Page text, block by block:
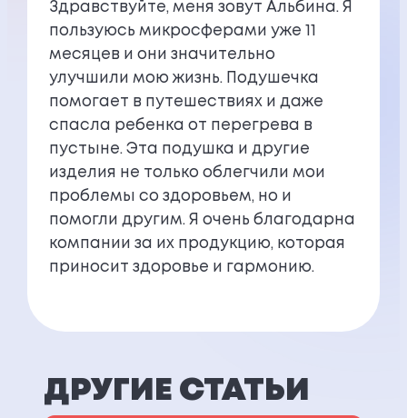
Здравствуйте, меня зовут Альбина. Я
пользуюсь микросферами уже 11
месяцев и они значительно
улучшили мою жизнь. Подушечка
помогает в путешествиях и даже
спасла ребенка от перегрева в
пустыне. Эта подушка и другие
изделия не только облегчили мои
проблемы со здоровьем, но и
помогли другим. Я очень благодарна
компании за их продукцию, которая
приносит здоровье и гармонию.
ДРУГИЕ СТАТЬИ